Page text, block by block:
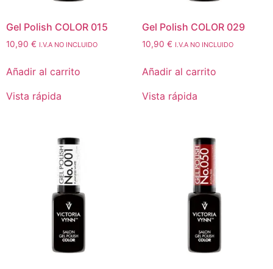
Gel Polish COLOR 015
10,90 € I.V.A NO INCLUIDO
Añadir al carrito
Vista rápida
Gel Polish COLOR 029
10,90 € I.V.A NO INCLUIDO
Añadir al carrito
Vista rápida